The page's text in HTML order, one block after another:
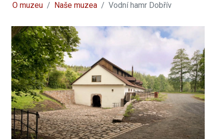
O muzeu Naše muzea Vodní hamr Dobřív